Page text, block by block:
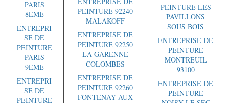
PARIS
8EME
ENTREPRI
SE DE
PEINTURE
PARIS
9EME
ENTREPRI
SE DE
PEINTURE
PEINTURE 92240
MALAKOFF
ENTREPRISE DE
PEINTURE 92250
LA GARENNE
COLOMBES
ENTREPRISE DE
PEINTURE 92260
FONTENAY AUX
PEINTURE LES
PAVILLONS
SOUS BOIS
ENTREPRISE DE
PEINTURE
MONTREUIL
93100
ENTREPRISE DE
PEINTURE